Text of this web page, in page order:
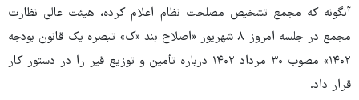
آنگونه که مجمع تشخیص مصلحت نظام اعلام کرده، هیئت عالی نظارت
مجمع در جلسه امروز ۸ شهریور «اصلاح بند «ک» تبصره یک قانون بودجه
۱۴۰۲» مصوب ۳۰ مرداد ۱۴۰۲ درباره تأمین و توزیع قیر را در دستور کار
قرار داد.